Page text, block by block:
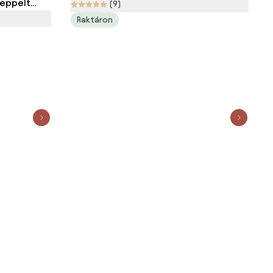
140 x 200 cm párnával 70 x 90 cm
(9)
Raktáron